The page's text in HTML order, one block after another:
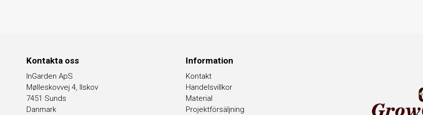
Kontakta oss
InGarden ApS
Mølleskovvej 4, Ilskov
7451 Sunds
Danmark
Information
Kontakt
Handelsvillkor
Material
Projektförsäljning